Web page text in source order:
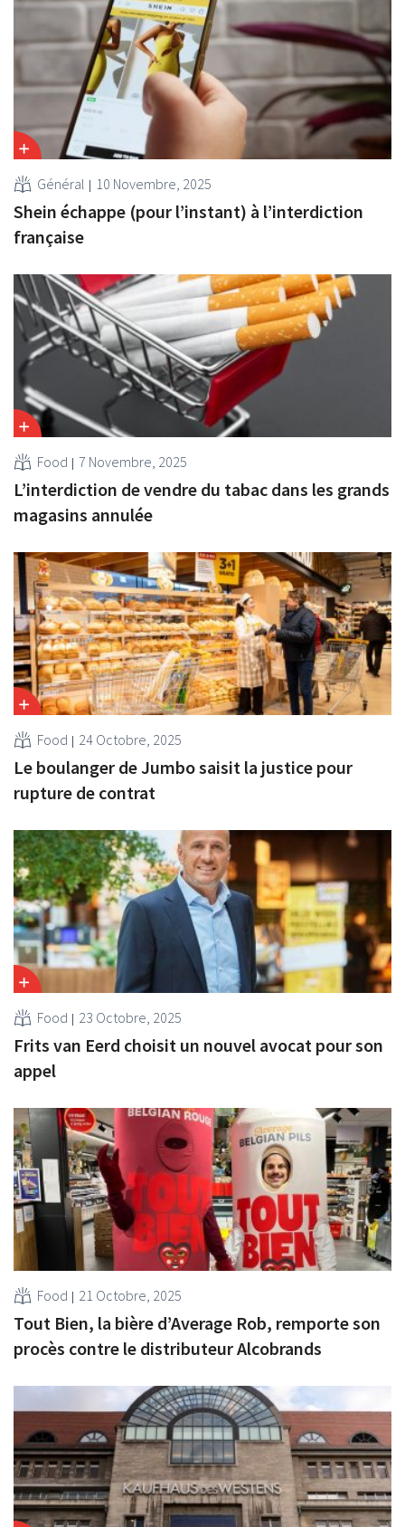
Général 10 Novembre, 2025
Shein échappe (pour l’instant) à l’interdiction
française
Food 7 Novembre, 2025
L’interdiction de vendre du tabac dans les grands
magasins annulée
Food 24 Octobre, 2025
Le boulanger de Jumbo saisit la justice pour
rupture de contrat
Food 23 Octobre, 2025
Frits van Eerd choisit un nouvel avocat pour son
appel
Food 21 Octobre, 2025
Tout Bien, la bière d’Average Rob, remporte son
procès contre le distributeur Alcobrands